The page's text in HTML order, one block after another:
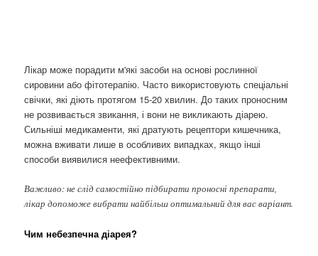
Лікар може порадити м'які засоби на основі рослинної
сировини або фітотерапію. Часто використовують спеціальні
свічки, які діють протягом 15-20 хвилин. До таких проносним
не розвивається звикання, і вони не викликають діарею.
Сильніші медикаменти, які дратують рецептори кишечника,
можна вживати лише в особливих випадках, якщо інші
способи виявилися неефективними.
Важливо: не слід самостійно підбирати проносні препарати,
лікар допоможе вибрати найбільш оптимальний для вас варіант.
Чим небезпечна діарея?